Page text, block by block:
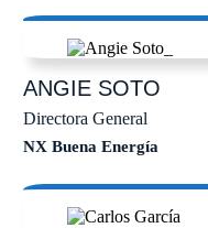
ANGIE SOTO
Directora General
NX Buena Energía